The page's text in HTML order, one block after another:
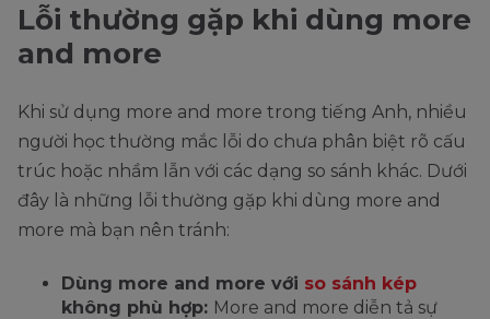
Lỗi thường gặp khi dùng more
and more
Khi sử dụng more and more trong tiếng Anh, nhiều
người học thường mắc lỗi do chưa phân biệt rõ cấu
trúc hoặc nhầm lẫn với các dạng so sánh khác. Dưới
đây là những lỗi thường gặp khi dùng more and
more mà bạn nên tránh:
Dùng more and more với so sánh kép
không phù hợp: More and more diễn tả sự